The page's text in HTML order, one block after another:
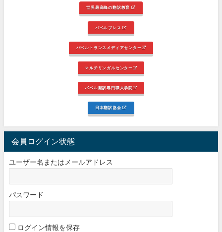
世界最高峰の翻訳教育
バベルプレス
バベルトランスメディアセンター
マルチリンガルセンター
バベル翻訳専門職大学院
日本翻訳協会
会員ログイン状態
ユーザー名またはメールアドレス
パスワード
ログイン情報を保存